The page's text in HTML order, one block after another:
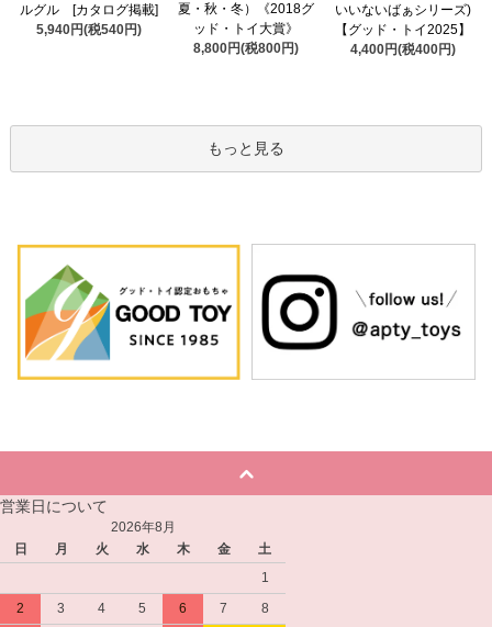
ルグル [カタログ掲載]
5,940円(税540円)
夏・秋・冬）《2018グ
ッド・トイ大賞》
8,800円(税800円)
いいないばぁシリーズ)
【グッド・トイ2025】
4,400円(税400円)
もっと見る
営業日について
2026年8月
日
月 火 水 木 金
土
1
2
3 4 5 6 7
8